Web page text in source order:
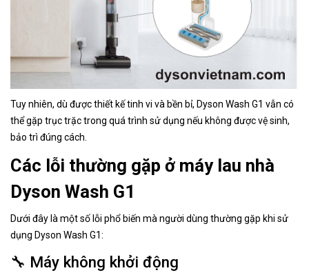
Tuy nhiên, dù được thiết kế tinh vi và bền bỉ, Dyson Wash G1 vẫn có
thể gặp trục trặc trong quá trình sử dụng nếu không được vệ sinh,
bảo trì đúng cách.
Các lỗi thường gặp ở máy lau nhà
Dyson Wash G1
Dưới đây là một số lỗi phổ biến mà người dùng thường gặp khi sử
dụng Dyson Wash G1:
🔧 Máy không khởi động